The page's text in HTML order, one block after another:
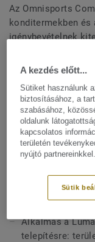
Az Omnisports
konditermekben
igénybevételnek
benyomódásnak
felületvédelemmel
a költséghatékony
FŐBB JELLEMZŐK
Kiváló ellenállás
0,10 mm
megerősített
Megkönnyíti a
Alkalmas a
telepítésre:
A kezdés előtt...
Sütiket használunk
biztosításához, a
szabásához,
oldalunk
kapcsolatos
területén
nyújtó partnereinkkel.
Sütik